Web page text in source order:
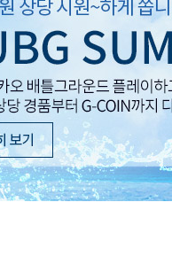
아키에이지 워
아레스 : 라이즈
모바일게임
우마무스메 프리티
SMiniz